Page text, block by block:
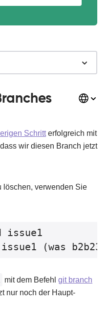
Schritterfolgreich mit
wir diesen Branch jetzt
löschen, verwenden Sie
issue1
mit dem Befehl git branch
nur noch der Haupt-